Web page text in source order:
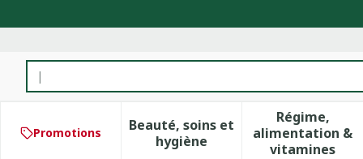
Rechercher
Promotions
Beauté, soins et
hygièneAfficher le sous-menu pour
Régime,
alimentation &
vitamines
Afficher